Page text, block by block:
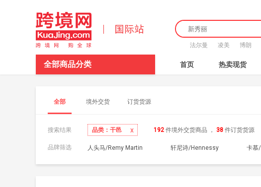
法尔曼 凌美 博朗
全部商品分类 首页 热卖现货
全部 境外交货 订货货源
搜索结果 品类：干邑 x 192 件境外交货商品 ， 38 件订货货源
品牌筛选 人头马/Remy Martin 轩尼诗/Hennessy 卡慕